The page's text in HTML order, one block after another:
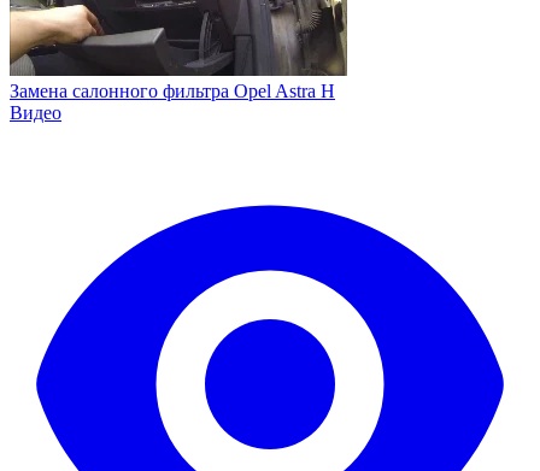
Замена салонного фильтра Opel Astra H
Видео